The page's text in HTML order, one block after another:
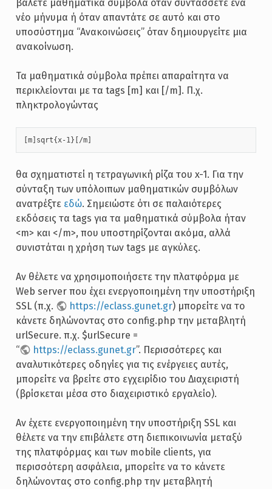
βάλετε μαθηματικά σύμβολα όταν συντάσσετε ένα
νέο μήνυμα ή όταν απαντάτε σε αυτό και στο
υποσύστημα “Ανακοινώσεις” όταν δημιουργείτε μια
ανακοίνωση.
Τα μαθηματικά σύμβολα πρέπει απαραίτητα να
περικλείονται με τα tags [m] και [/m]. Π.χ.
πληκτρολογώντας
[m]sqrt{x-1}[/m]
θα σχηματιστεί η τετραγωνική ρίζα του x-1. Για την
σύνταξη των υπόλοιπων μαθηματικών συμβόλων
ανατρέξτε εδώ. Σημειώστε ότι σε παλαιότερες
εκδόσεις τα tags για τα μαθηματικά σύμβολα ήταν
<m> και </m>, που υποστηρίζονται ακόμα, αλλά
συνιστάται η χρήση των tags με αγκύλες.
Αν θέλετε να χρησιμοποιήσετε την πλατφόρμα με
Web server που έχει ενεργοποιημένη την υποστήριξη
SSL (π.χ.
https://eclass.gunet.gr) μπορείτε να το
κάνετε δηλώνοντας στο config.php την μεταβλητή
urlSecure. π.χ. $urlSecure =
“
https://eclass.gunet.gr”. Περισσότερες και
αναλυτικότερες οδηγίες για τις ενέργειες αυτές,
μπορείτε να βρείτε στο εγχειρίδιο του Διαχειριστή
(βρίσκεται μέσα στο διαχειριστικό εργαλείο).
Αν έχετε ενεργοποιημένη την υποστήριξη SSL και
θέλετε να την επιβάλετε στη διεπικοινωνία μεταξύ
της πλατφόρμας και των mobile clients, για
περισσότερη ασφάλεια, μπορείτε να το κάνετε
δηλώνοντας στο config.php την μεταβλητή